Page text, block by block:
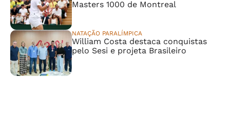
Masters 1000 de Montreal
NATAÇÃO PARALÍMPICA
William Costa destaca conquistas
pelo Sesi e projeta Brasileiro